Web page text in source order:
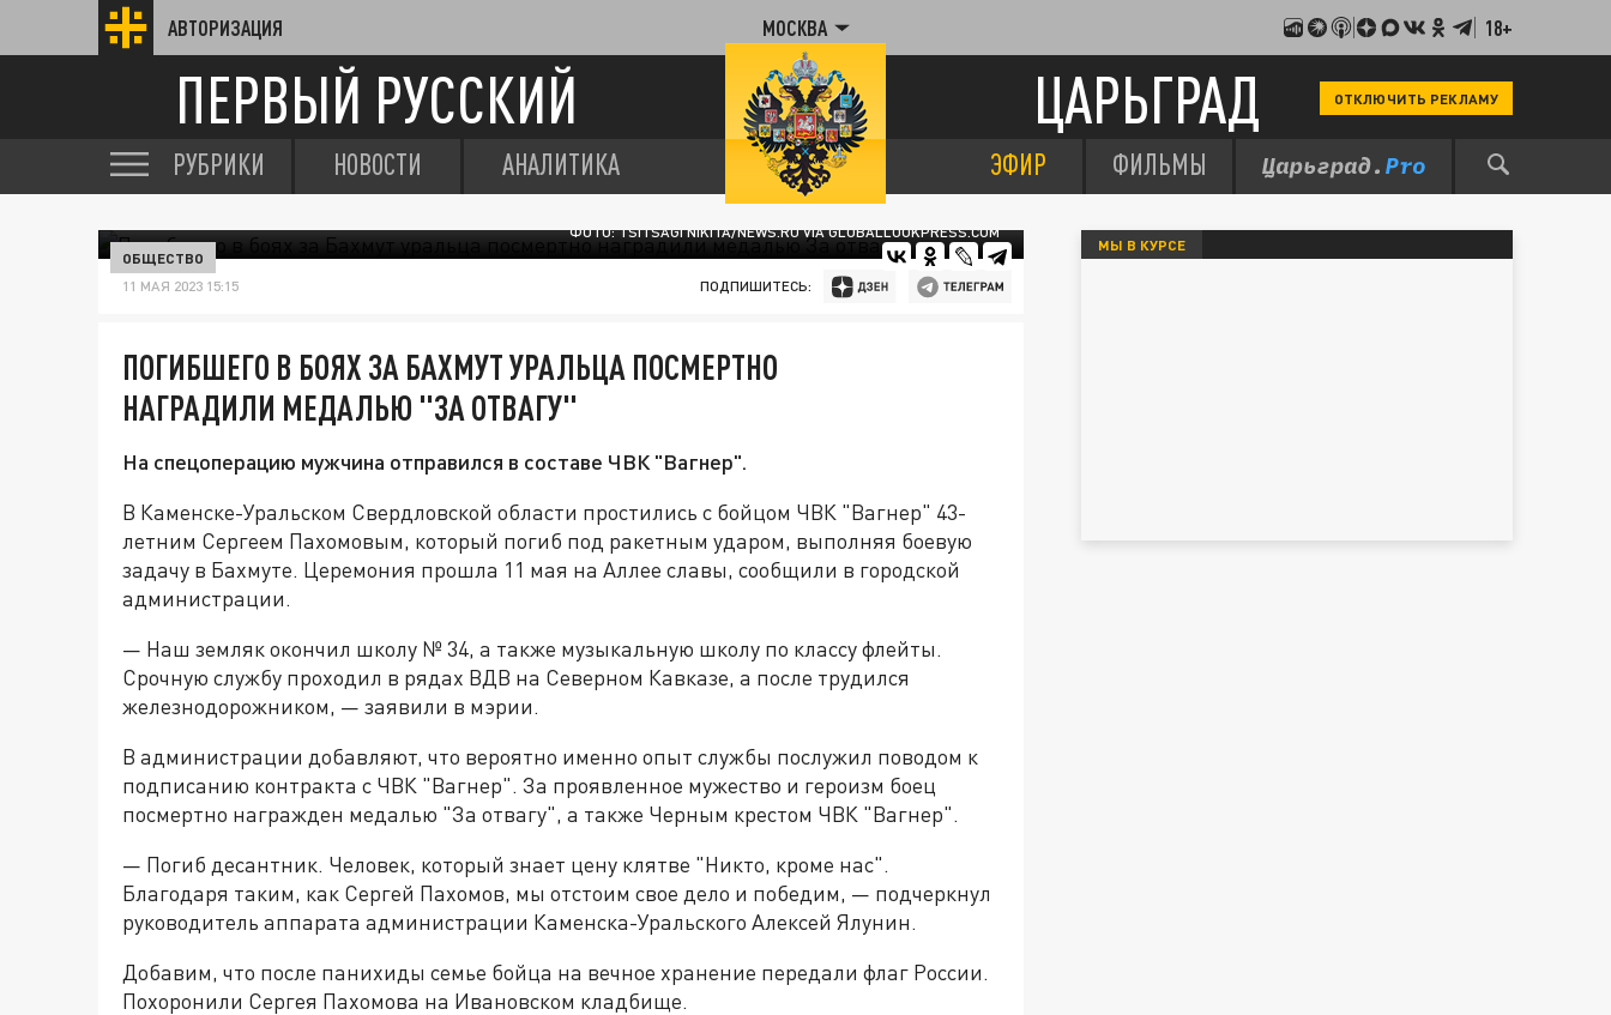
АВТОРИЗАЦИЯ МОСКВА 18+
ПЕРВЫЙ РУССКИЙ ЦАРЬГРАД ОТКЛЮЧИТЬ РЕКЛАМУ
РУБРИКИ НОВОСТИ АНАЛИТИКА ЭФИР ФИЛЬМЫ
ФОТО: TSITSAGI NIKITA/NEWS.RU VIA GLOBALLOOKPRESS.COM
ОБЩЕСТВО
11 МАЯ 2023 15:15 ПОДПИШИТЕСЬ:
ПОГИБШЕГО В БОЯХ ЗА БАХМУТ УРАЛЬЦА ПОСМЕРТНО
НАГРАДИЛИ МЕДАЛЬЮ "ЗА ОТВАГУ"
На спецоперацию мужчина отправился в составе ЧВК "Вагнер".
В Каменске-Уральском Свердловской области простились с бойцом ЧВК "Вагнер" 43-
летним Сергеем Пахомовым, который погиб под ракетным ударом, выполняя боевую
задачу в Бахмуте. Церемония прошла 11 мая на Аллее славы, сообщили в городской
администрации.
— Наш земляк окончил школу № 34, а также музыкальную школу по классу флейты.
Срочную службу проходил в рядах ВДВ на Северном Кавказе, а после трудился
железнодорожником, — заявили в мэрии.
В администрации добавляют, что вероятно именно опыт службы послужил поводом к
подписанию контракта с ЧВК "Вагнер". За проявленное мужество и героизм боец
посмертно награжден медалью "За отвагу", а также Черным крестом ЧВК "Вагнер".
— Погиб десантник. Человек, который знает цену клятве "Никто, кроме нас".
Благодаря таким, как Сергей Пахомов, мы отстоим свое дело и победим, — подчеркнул
руководитель аппарата администрации Каменска-Уральского Алексей Ялунин.
Добавим, что после панихиды семье бойца на вечное хранение передали флаг России.
Похоронили Сергея Пахомова на Ивановском кладбище.
МЫ В КУРСЕ